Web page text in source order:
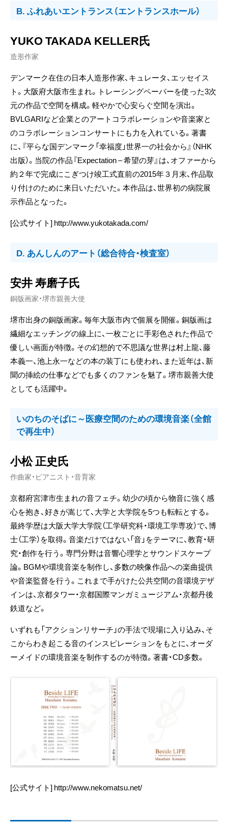
B. ふれあいエントランス（エントランスホール）
YUKO TAKADA KELLER氏
造形作家
デンマーク在住の日本人造形作家、キュレータ、エッセイス
ト。大阪府大阪市生まれ。トレーシングペーパーを使った3次
元の作品で空間を構成。軽やかで心安らぐ空間を演出。
BVLGARIなど企業とのアートコラボレーションや音楽家と
のコラボレーションコンサートにも力を入れている。著書
に、『平らな国デンマーク「幸福度」世界一の社会から』（NHK
出版）。当院の作品『Expectation – 希望の芽』は、オファーから
約２年で完成にこぎつけ竣工式直前の2015年３月末、作品取
り付けのために来日いただいた。本作品は、世界初の病院展
示作品となった。
[公式サイト]http://www.yukotakada.com/
D. あんしんのアート（総合待合・検査室）
安井 寿磨子氏
銅版画家・堺市親善大使
堺市出身の銅版画家。毎年大阪市内で個展を開催。銅版画は
繊細なエッチングの線上に、一枚ごとに手彩色された作品で
優しい画面が特徴。その幻想的で不思議な世界は村上龍、藤
本義一、池上永一などの本の装丁にも使われ、また近年は、新
聞の挿絵の仕事などでも多くのファンを魅了。堺市親善大使
としても活躍中。
いのちのそばに～医療空間のための環境音楽（全館
で再生中）
小松 正史氏
作曲家・ピアニスト・音育家
京都府宮津市生まれの音フェチ。幼少の頃から物音に強く感
心を抱き、好きが嵩じて、大学と大学院を5つも転転とする。
最終学歴は大阪大学大学院（工学研究科・環境工学専攻）で、博
士（工学）を取得。音楽だけではない「音」をテーマに、教育・研
究・創作を行う。専門分野は音響心理学とサウンドスケープ
論。BGMや環境音楽を制作し、多数の映像作品への楽曲提供
や音楽監督を行う。これまで手がけた公共空間の音環境デザ
インは、京都タワー・京都国際マンガミュージアム・京都丹後
鉄道など。
いずれも「アクションリサーチ」の手法で現場に入り込み、そ
こからわき起こる音のインスピレーションをもとに、オーダ
ーメイドの環境音楽を制作するのが特徴。著書・CD多数。
[公式サイト]http://www.nekomatsu.net/